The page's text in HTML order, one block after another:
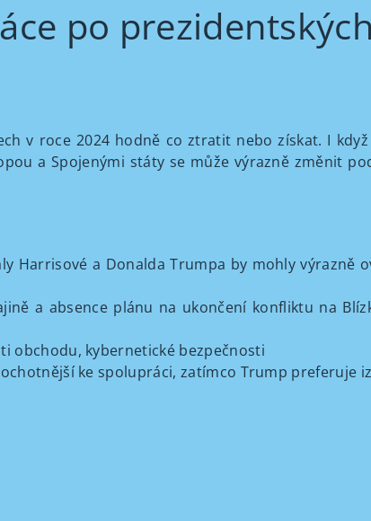
po
v roce 2024 hodně co ztratit nebo získat. I
a Spojenými státy se může výrazně změnit
Harrisové a Donalda Trumpa by mohly výrazně
a absence plánu na ukončení konfliktu na
obchodu, kybernetické bezpečnosti
ke spolupráci, zatímco Trump preferuje